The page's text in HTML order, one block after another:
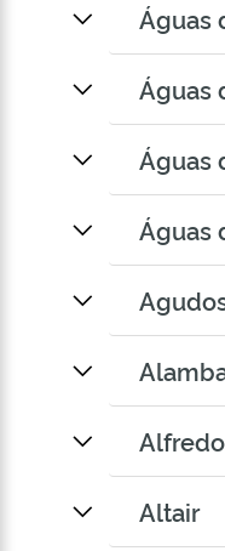
Águas
Águas
Águas
Águas
Altair